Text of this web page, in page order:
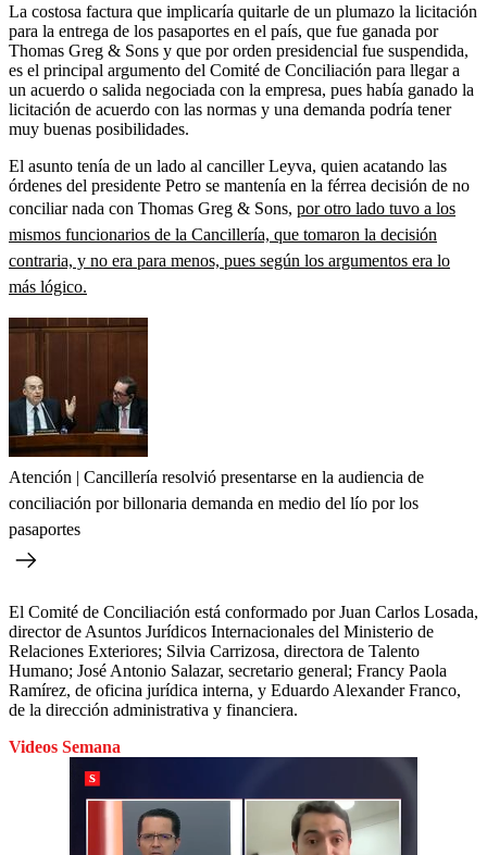
La costosa factura que implicaría quitarle de un plumazo la licitación
para la entrega de los pasaportes en el país, que fue ganada por
Thomas Greg & Sons y que por orden presidencial fue suspendida,
es el principal argumento del Comité de Conciliación para llegar a
un acuerdo o salida negociada con la empresa, pues había ganado la
licitación de acuerdo con las normas y una demanda podría tener
muy buenas posibilidades.
El asunto tenía de un lado al canciller Leyva, quien acatando las
órdenes del presidente Petro se mantenía en la férrea decisión de no
conciliar nada con Thomas Greg & Sons, por otro lado tuvo a los
mismos funcionarios de la Cancillería, que tomaron la decisión
contraria, y no era para menos, pues según los argumentos era lo
más lógico.
Atención | Cancillería resolvió presentarse en la audiencia de
conciliación por billonaria demanda en medio del lío por los
pasaportes
El Comité de Conciliación está conformado por Juan Carlos Losada,
director de Asuntos Jurídicos Internacionales del Ministerio de
Relaciones Exteriores; Silvia Carrizosa, directora de Talento
Humano; José Antonio Salazar, secretario general; Francy Paola
Ramírez, de oficina jurídica interna, y Eduardo Alexander Franco,
de la dirección administrativa y financiera.
Videos Semana